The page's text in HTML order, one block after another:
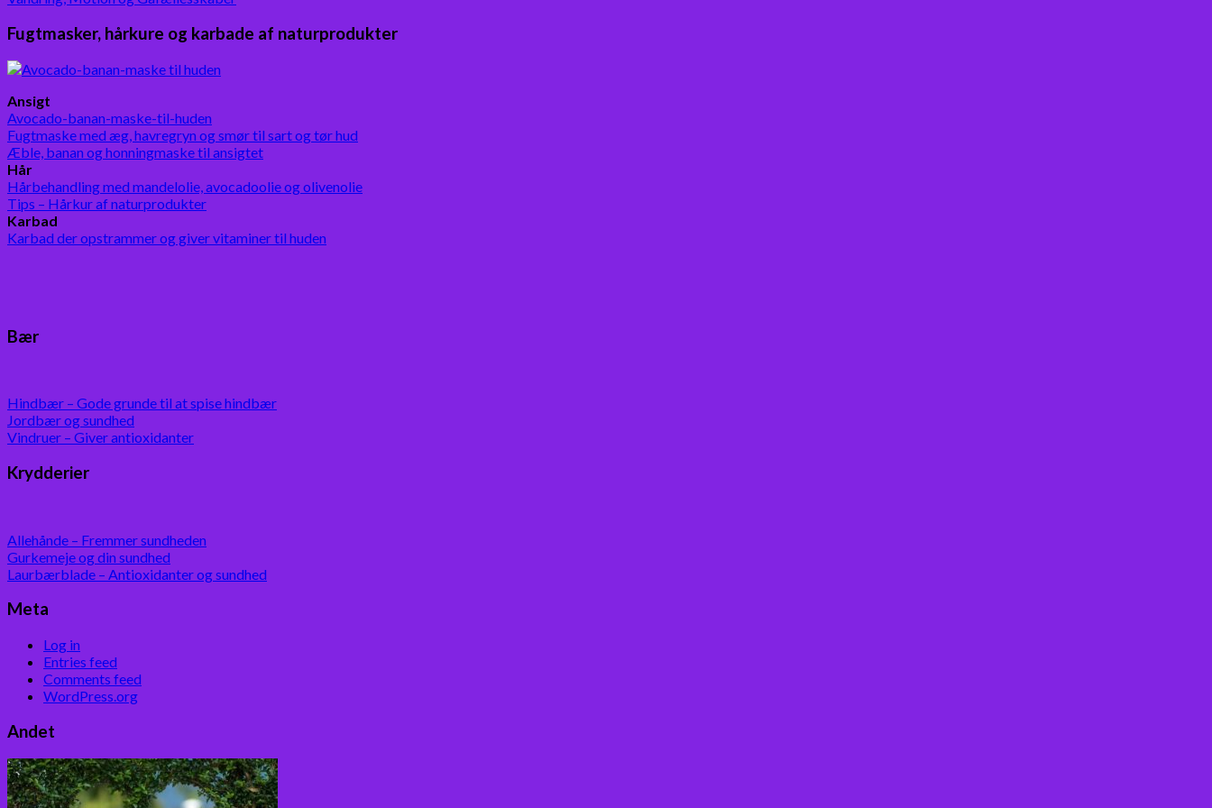
Fugtmasker, hårkure og karbade af naturprodukter
Ansigt
Avocado-banan-maske-til-huden
Fugtmaske med æg, havregryn og smør til sart og tør hud
Æble, banan og honningmaske til ansigtet
Hår
Hårbehandling med mandelolie, avocadoolie og olivenolie
Tips – Hårkur af naturprodukter
Karbad
Karbad der opstrammer og giver vitaminer til huden
Bær
Hindbær – Gode grunde til at spise hindbær
Jordbær og sundhed
Vindruer – Giver antioxidanter
Krydderier
Allehånde – Fremmer sundheden
Gurkemeje og din sundhed
Laurbærblade – Antioxidanter og sundhed
Meta
Log in
Entries feed
Comments feed
WordPress.org
Andet